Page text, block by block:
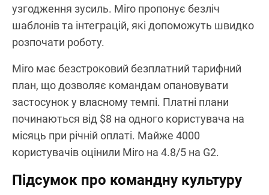
узгодження зусиль. Miro пропонує безліч
шаблонів та інтеграцій, які допоможуть швидко
розпочати роботу.
Miro має безстроковий безплатний тарифний
план, що дозволяє командам опановувати
застосунок у власному темпі. Платні плани
починаються від $8 на одного користувача на
місяць при річній оплаті. Майже 4000
користувачів оцінили Miro на 4.8/5 на G2.
Підсумок про командну культуру